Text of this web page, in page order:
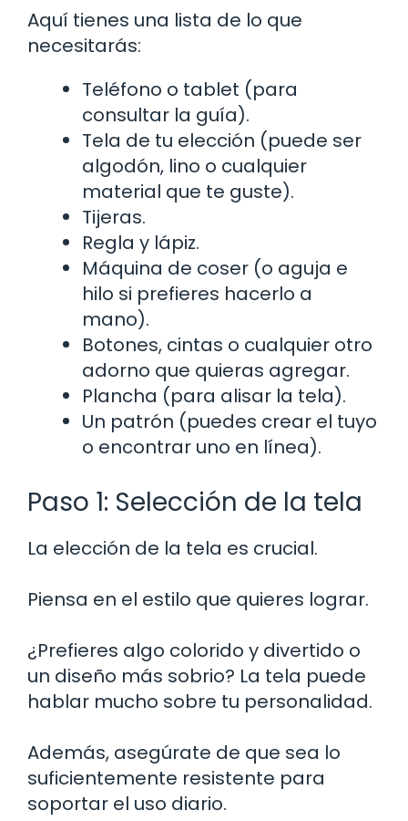
Aquí tienes una lista de lo que
necesitarás:
Teléfono o tablet (para
consultar la guía).
Tela de tu elección (puede ser
algodón, lino o cualquier
material que te guste).
Tijeras.
Regla y lápiz.
Máquina de coser (o aguja e
hilo si prefieres hacerlo a
mano).
Botones, cintas o cualquier otro
adorno que quieras agregar.
Plancha (para alisar la tela).
Un patrón (puedes crear el tuyo
o encontrar uno en línea).
Paso 1: Selección de la tela
La elección de la tela es crucial.
Piensa en el estilo que quieres lograr.
¿Prefieres algo colorido y divertido o
un diseño más sobrio? La tela puede
hablar mucho sobre tu personalidad.
Además, asegúrate de que sea lo
suficientemente resistente para
soportar el uso diario.